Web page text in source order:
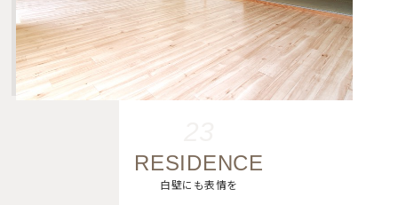
RESIDENCE
白壁にも表情を